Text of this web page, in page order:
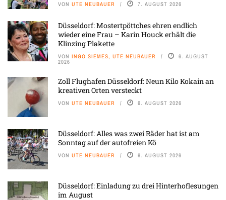
VON UTE NEUBAUER 7. AUGUST 2026
Düsseldorf: Mostertpöttches ehren endlich
wieder eine Frau – Karin Houck erhält die
Klinzing Plakette
VON INGO SIEMES, UTE NEUBAUER 6. AUGUST
2026
Zoll Flughafen Düsseldorf: Neun Kilo Kokain an
kreativen Orten versteckt
VON UTE NEUBAUER 6. AUGUST 2026
Düsseldorf: Alles was zwei Räder hat ist am
Sonntag auf der autofreien Kö
VON UTE NEUBAUER 6. AUGUST 2026
Düsseldorf: Einladung zu drei Hinterhoflesungen
im August